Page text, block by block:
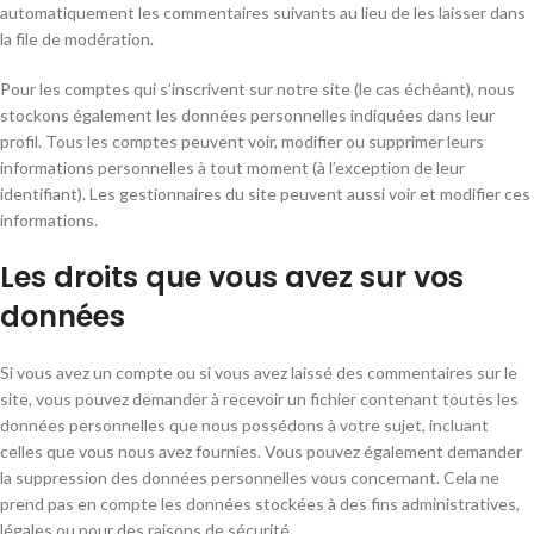
automatiquement les commentaires suivants au lieu de les laisser dans
la file de modération.
Pour les comptes qui s’inscrivent sur notre site (le cas échéant), nous
stockons également les données personnelles indiquées dans leur
profil. Tous les comptes peuvent voir, modifier ou supprimer leurs
informations personnelles à tout moment (à l’exception de leur
identifiant). Les gestionnaires du site peuvent aussi voir et modifier ces
informations.
Les droits que vous avez sur vos
données
Si vous avez un compte ou si vous avez laissé des commentaires sur le
site, vous pouvez demander à recevoir un fichier contenant toutes les
données personnelles que nous possédons à votre sujet, incluant
celles que vous nous avez fournies. Vous pouvez également demander
la suppression des données personnelles vous concernant. Cela ne
prend pas en compte les données stockées à des fins administratives,
légales ou pour des raisons de sécurité.